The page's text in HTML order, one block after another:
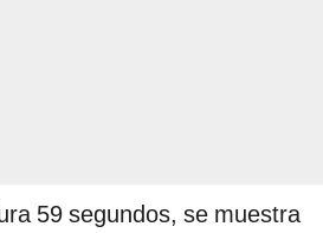
59 segundos, se muestra